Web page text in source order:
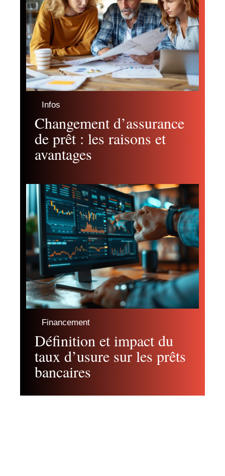
Infos
Changement d’assurance
de prêt : les raisons et
avantages
Financement
Définition et impact du
taux d’usure sur les prêts
bancaires